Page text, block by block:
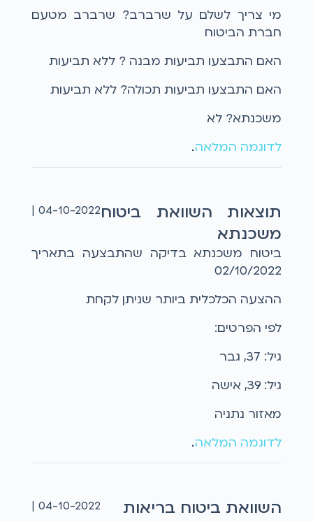
מי צריך לשלם על שרברב? שרברב מטעם
חברת הביטוח
האם התבצעו תביעות מבנה ? ללא תביעות
האם התבצעו תביעות תכולה? ללא תביעות
משכנתא? לא
לדוגמה המלאה...
04-10-2022 |תוצאות השוואת ביטוח
משכנתא
ביטוח משכנתא בדיקה שהתבצעה בתאריך
02/10/2022
ההצעה הכלכלית ביותר שניתן לקחת
לפי הפרטים:
גיל: 37, גבר
גיל: 39, אישה
מאזור נתניה
לדוגמה המלאה...
04-10-2022 | השוואת ביטוח בריאות